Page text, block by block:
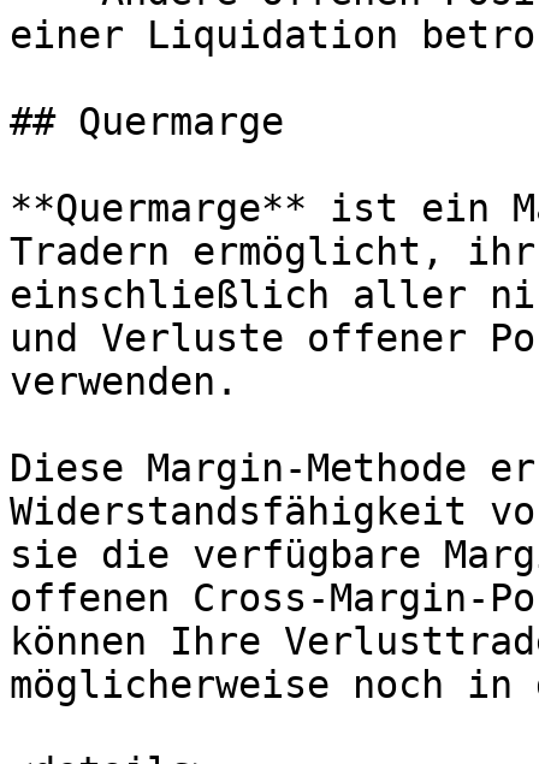
einer Liquidation
## Quermarge
**Quermarge** ist ein
Tradern ermöglicht, ihr
einschließlich aller
und Verluste offener
verwenden.
Diese Margin-Methode
Widerstandsfähigkeit
sie die verfügbare
offenen Cross-Margin-
können Ihre
möglicherweise noch in